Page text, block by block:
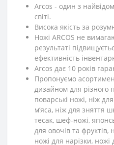
Arcos - один з
світі.
Висока якість за
Ножі ARCOS не
результаті
ефективність
Arcos дає 10 років
Пропонуємо
дизайном для різного
поварські ножі, ніж
м’яса, ніж для зняття
тесак, шеф-ножі,
для овочів та
ножі для нарізки,